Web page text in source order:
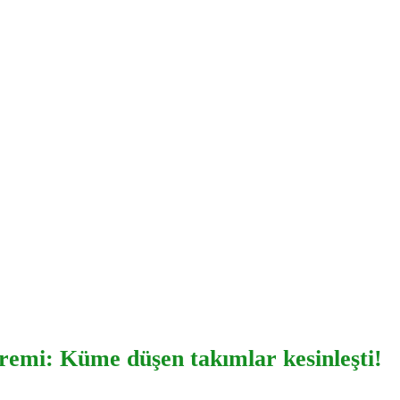
Küme düşen takımlar kesinleşti!